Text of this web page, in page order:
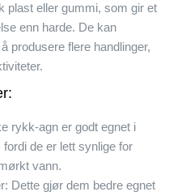
plast eller gummi, som gir et
enn harde. De kan
produsere flere handlinger,
rykk-agn er godt egnet i
de er lett synlige for
vann.
Dette gjør dem bedre egnet